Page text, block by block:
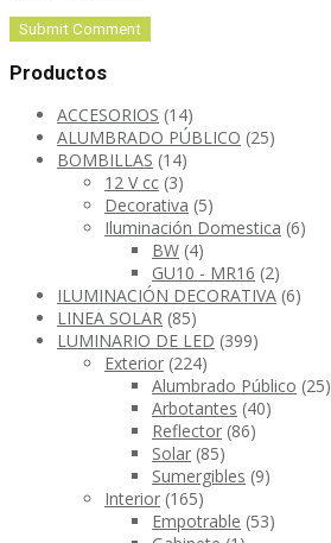
Productos
ACCESORIOS (14)
ALUMBRADO PÚBLICO (25)
BOMBILLAS (14)
12 V cc (3)
Decorativa (5)
Iluminación Domestica (6)
BW (4)
GU10 - MR16 (2)
ILUMINACIÓN DECORATIVA (6)
LINEA SOLAR (85)
LUMINARIO DE LED (399)
Exterior (224)
Alumbrado Público (25)
Arbotantes (40)
Reflector (86)
Solar (85)
Sumergibles (9)
Interior (165)
Empotrable (53)